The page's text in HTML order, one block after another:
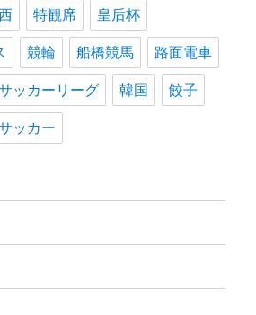
特観席 皇后杯
競輪 船橋競馬 路面電車
ッカーリーグ 韓国 餃子
ッカー